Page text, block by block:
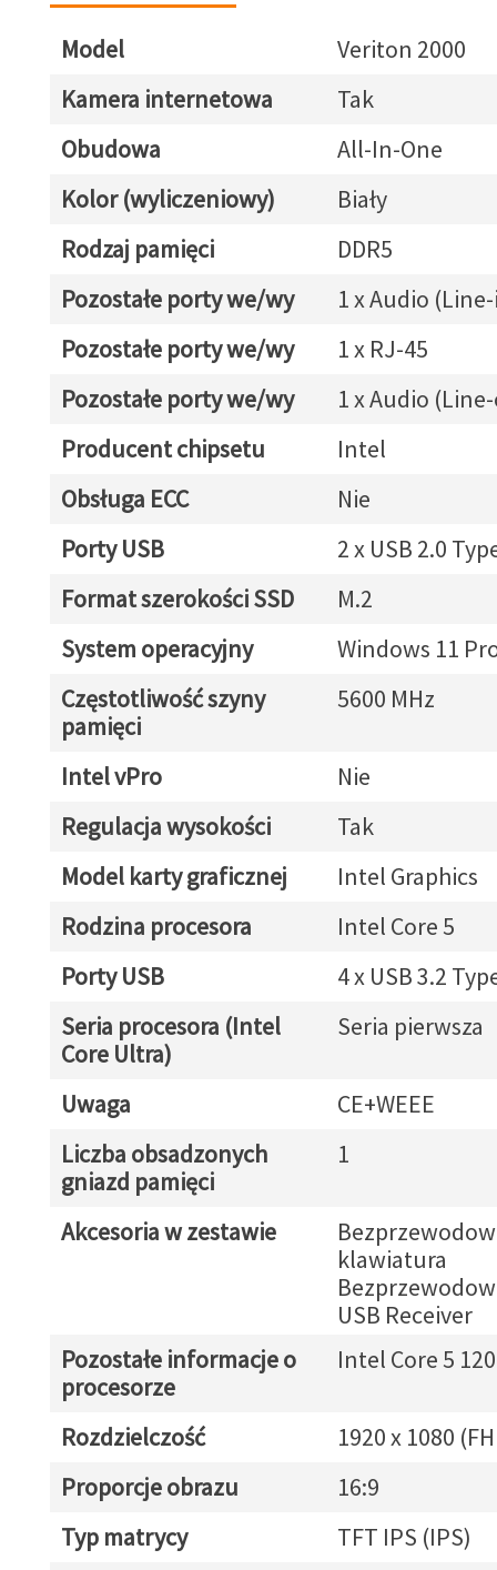
Model
Veriton 2000
Kamera internetowa
Tak
Obudowa
All-In-One
Kolor (wyliczeniowy)
Biały
Rodzaj pamięci
DDR5
Pozostałe porty we/wy
1 x Audio
Pozostałe porty we/wy
1 x RJ-45
Pozostałe porty we/wy
1 x Audio
Producent chipsetu
Intel
Obsługa ECC
Nie
Porty USB
2 x USB 2.0
Format szerokości SSD
M.2
System operacyjny
Windows 11
Częstotliwość szyny
pamięci
5600 MHz
Intel vPro
Nie
Regulacja wysokości
Tak
Model karty graficznej
Intel Graphics
Rodzina procesora
Intel Core 5
Porty USB
4 x USB 3.2
Seria procesora (Intel
Core Ultra)
Seria pierwsza
Uwaga
CE+WEEE
Liczba obsadzonych
gniazd pamięci
1
Akcesoria w zestawie
klawiatura
USB Receiver
Pozostałe informacje o
procesorze
Intel Core 5
Rozdzielczość
1920 x 1080
Proporcje obrazu
16:9
Typ matrycy
TFT IPS (IPS)